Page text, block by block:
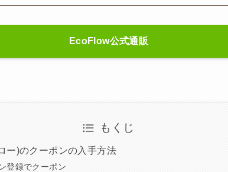
EcoFlow公式通販
もくじ
ー)のクーポンの入手方法
登録でクーポン